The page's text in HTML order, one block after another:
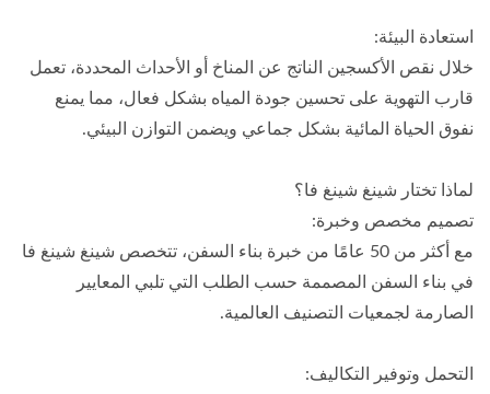
استعادة البيئة:
خلال نقص الأكسجين الناتج عن المناخ أو الأحداث المحددة، تعمل
قارب التهوية على تحسين جودة المياه بشكل فعال، مما يمنع
نفوق الحياة المائية بشكل جماعي ويضمن التوازن البيئي.
لماذا تختار شينغ شينغ فا؟
تصميم مخصص وخبرة:
مع أكثر من 50 عامًا من خبرة بناء السفن، تتخصص شينغ شينغ فا
في بناء السفن المصممة حسب الطلب التي تلبي المعايير
الصارمة لجمعيات التصنيف العالمية.
التحمل وتوفير التكاليف: